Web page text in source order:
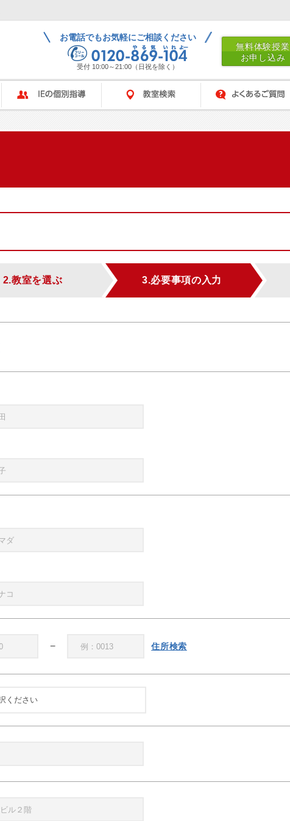
お電話でもお気軽にご相談ください
受付 10:00～21:00（日祝を除く）
無料体験授業
お申し込み
IEの個別指導 教室検索 よくあるご質問
2.教室を選ぶ 3.必要事項の入力
− 住所検索